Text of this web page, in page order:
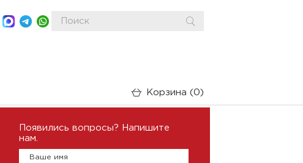
Корзина 0
Появились вопросы? Напишите
нам.
Ваше имя